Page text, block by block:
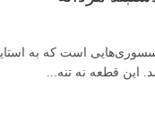
است که به
این قطعه نه تنه...